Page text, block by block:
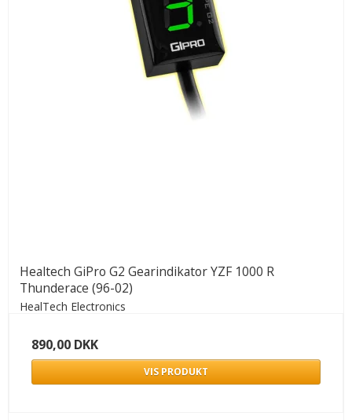
Healtech GiPro G2 Gearindikator YZF 1000 R
Thunderace (96-02)
HealTech Electronics
890,00 DKK
VIS PRODUKT